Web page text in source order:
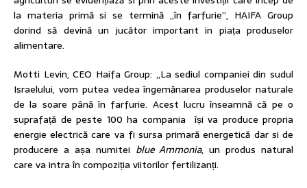
la materia primă si se termină „în farfurie”, HAIFA Group
dorind să devină un jucător important in piața produselor
alimentare.
Motti Levin, CEO Haifa Group: „La sediul companiei din sudul
Israelului, vom putea vedea îngemănarea produselor naturale
de la soare până în farfurie. Acest lucru înseamnă că pe o
suprafață de peste 100 ha compania își va produce propria
energie electrică care va fi sursa primară energetică dar si de
producere a așa numitei blue Ammonia, un produs natural
care va intra în compoziția viitorilor fertilizanți.